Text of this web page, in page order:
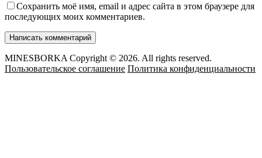
Сохранить моё имя, email и адрес сайта в этом браузере для
последующих моих комментариев.
MINESBORKA Copyright © 2026. All rights reserved.
Пользовательское соглашение Политика конфиденциальности